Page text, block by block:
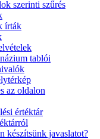
szerinti szűrés
írták
tablói
az oldalon
értéktár
készítsünk javaslatot?